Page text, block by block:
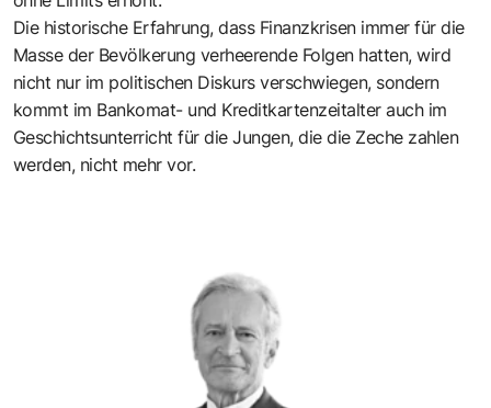
Die historische Erfahrung, dass Finanzkrisen immer für die
Masse der Bevölkerung verheerende Folgen hatten, wird
nicht nur im politischen Diskurs verschwiegen, sondern
kommt im Bankomat- und Kreditkartenzeitalter auch im
Geschichtsunterricht für die Jungen, die die Zeche zahlen
werden, nicht mehr vor.